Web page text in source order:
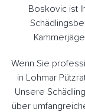
Boskovic ist
Wenn Sie
in Lohmar
Unsere
über